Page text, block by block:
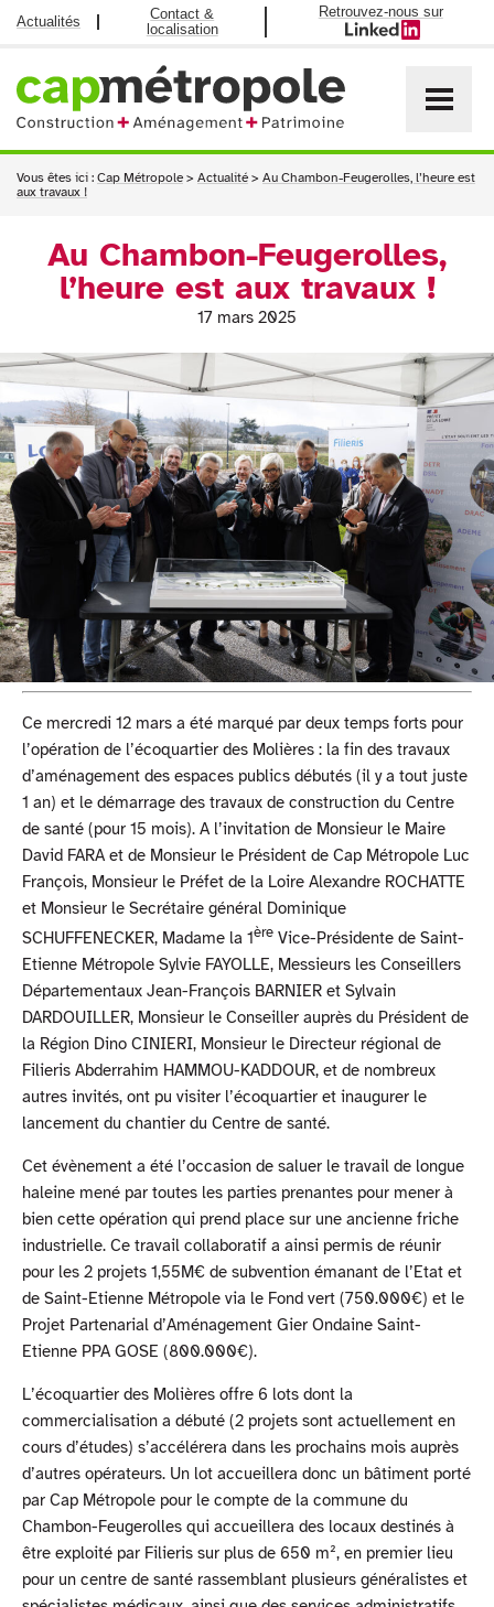
Actualités
Contact &
localisation
Retrouvez-nous sur
Vous êtes ici : Cap Métropole > Actualité > Au Chambon-Feugerolles, l’heure est
aux travaux !
Au Chambon-Feugerolles,
l’heure est aux travaux !
17 mars 2025
Ce mercredi 12 mars a été marqué par deux temps forts pour
l’opération de l’écoquartier des Molières : la fin des travaux
d’aménagement des espaces publics débutés (il y a tout juste
1 an) et le démarrage des travaux de construction du Centre
de santé (pour 15 mois). A l’invitation de Monsieur le Maire
David FARA et de Monsieur le Président de Cap Métropole Luc
François, Monsieur le Préfet de la Loire Alexandre ROCHATTE
et Monsieur le Secrétaire général Dominique
SCHUFFENECKER, Madame la 1ère Vice-Présidente de Saint-
Etienne Métropole Sylvie FAYOLLE, Messieurs les Conseillers
Départementaux Jean-François BARNIER et Sylvain
DARDOUILLER, Monsieur le Conseiller auprès du Président de
la Région Dino CINIERI, Monsieur le Directeur régional de
Filieris Abderrahim HAMMOU-KADDOUR, et de nombreux
autres invités, ont pu visiter l’écoquartier et inaugurer le
lancement du chantier du Centre de santé.
Cet évènement a été l’occasion de saluer le travail de longue
haleine mené par toutes les parties prenantes pour mener à
bien cette opération qui prend place sur une ancienne friche
industrielle. Ce travail collaboratif a ainsi permis de réunir
pour les 2 projets 1,55M€ de subvention émanant de l’Etat et
de Saint-Etienne Métropole via le Fond vert (750.000€) et le
Projet Partenarial d’Aménagement Gier Ondaine Saint-
Etienne PPA GOSE (800.000€).
L’écoquartier des Molières offre 6 lots dont la
commercialisation a débuté (2 projets sont actuellement en
cours d’études) s’accélérera dans les prochains mois auprès
d’autres opérateurs. Un lot accueillera donc un bâtiment porté
par Cap Métropole pour le compte de la commune du
Chambon-Feugerolles qui accueillera des locaux destinés à
être exploité par Filieris sur plus de 650 m², en premier lieu
pour un centre de santé rassemblant plusieurs généralistes et